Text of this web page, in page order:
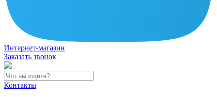
Интернет-магазин
Заказать звонок
Контакты